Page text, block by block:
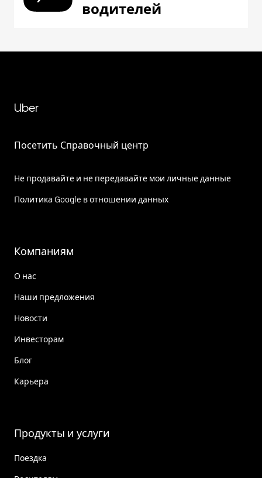
водителей
Uber
Посетить Справочный центр
Не продавайте и не передавайте мои личные данные
Политика Google в отношении данных
Компаниям
О нас
Наши предложения
Новости
Инвесторам
Блог
Карьера
Продукты и услуги
Поездка